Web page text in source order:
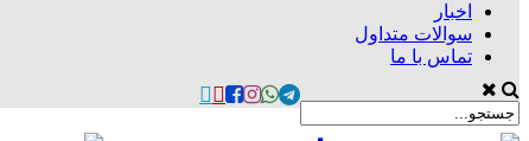
اخبار
سوالات متداول
تماس با ما